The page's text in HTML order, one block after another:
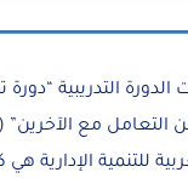
التدريبية “دورة
وفن التعامل مع
للتنمية الإدارية هي